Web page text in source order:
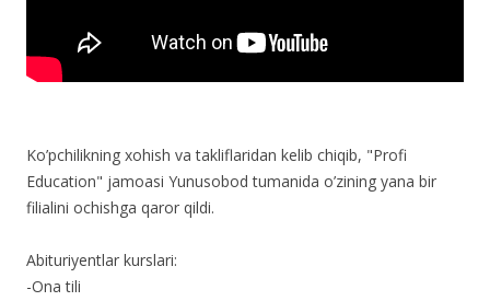
Ko’pchilikning xohish va takliflaridan kelib chiqib, "Profi
Education" jamoasi Yunusobod tumanida o’zining yana bir
filialini ochishga qaror qildi.
Abituriyentlar kurslari:
-Ona tili